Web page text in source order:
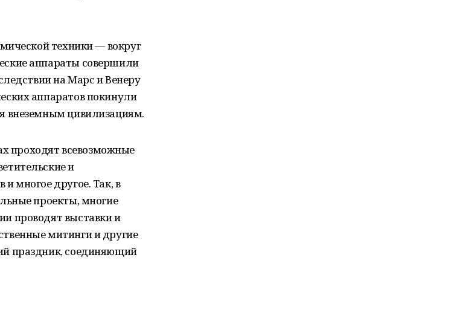
техники — вокруг
аппараты совершили
на Марс и Венеру
аппаратов покинули
внеземным цивилизациям.
проходят всевозможные
и
многое другое. Так, в
проекты, многие
проводят выставки и
митинги и другие
праздник, соединяющий